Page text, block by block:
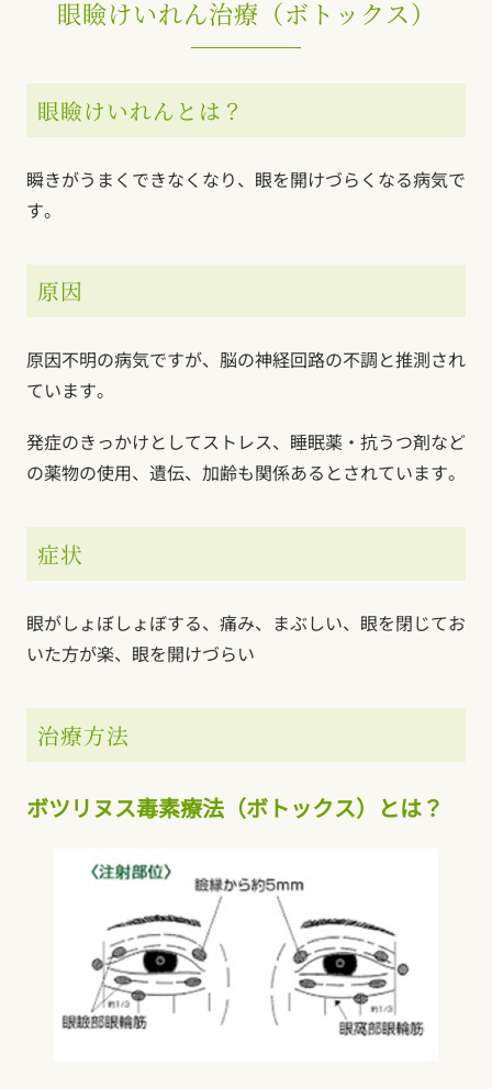
眼瞼けいれん治療（ボトックス）
眼瞼けいれんとは？
瞬きがうまくできなくなり、眼を開けづらくなる病気で
す。
原因
原因不明の病気ですが、脳の神経回路の不調と推測され
ています。
発症のきっかけとしてストレス、睡眠薬・抗うつ剤など
の薬物の使用、遺伝、加齢も関係あるとされています。
症状
眼がしょぼしょぼする、痛み、まぶしい、眼を閉じてお
いた方が楽、眼を開けづらい
治療方法
ボツリヌス毒素療法（ボトックス）とは？